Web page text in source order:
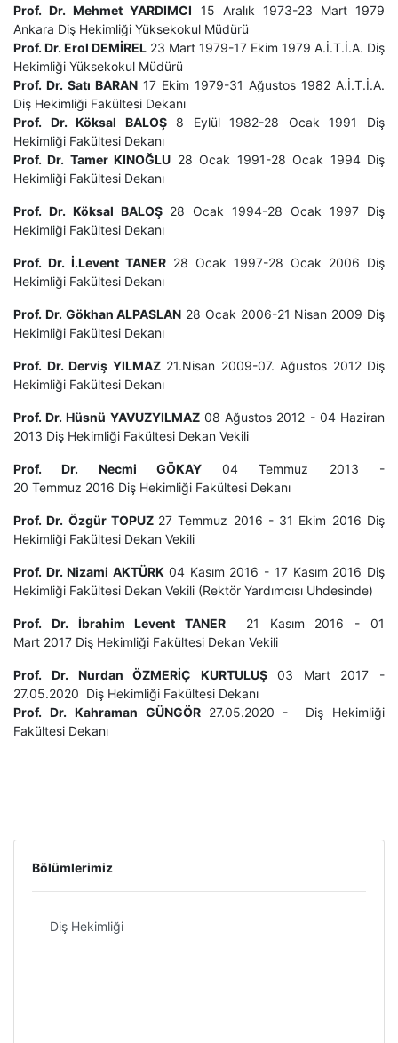
Prof. Dr. Mehmet YARDIMCI 15 Aralık 1973-23 Mart 1979
Ankara Diş Hekimliği Yüksekokul Müdürü
Prof. Dr. Erol DEMİREL 23 Mart 1979-17 Ekim 1979 A.İ.T.İ.A. Diş
Hekimliği Yüksekokul Müdürü
Prof. Dr. Satı BARAN 17 Ekim 1979-31 Ağustos 1982 A.İ.T.İ.A.
Diş Hekimliği Fakültesi Dekanı
Prof. Dr. Köksal BALOŞ8 Eylül 1982-28 Ocak 1991 Diş
Hekimliği Fakültesi Dekanı
Prof. Dr. Tamer KINOĞLU 28 Ocak 1991-28 Ocak 1994 Diş
Hekimliği Fakültesi Dekanı
Prof. Dr. Köksal BALOŞ 28 Ocak 1994-28 Ocak 1997 Diş
Hekimliği Fakültesi Dekanı
Prof. Dr. İ.Levent TANER 28 Ocak 1997-28 Ocak 2006 Diş
Hekimliği Fakültesi Dekanı
Prof. Dr. Gökhan ALPASLAN 28 Ocak 2006-21 Nisan 2009 Diş
Hekimliği Fakültesi Dekanı
Prof. Dr. Derviş YILMAZ21.Nisan 2009-07. Ağustos 2012 Diş
Hekimliği Fakültesi Dekanı
Prof. Dr. Hüsnü YAVUZYILMAZ08 Ağustos 2012 - 04 Haziran
2013 Diş Hekimliği Fakültesi Dekan Vekili
Prof. Dr. Necmi GÖKAY 04 Temmuz 2013 -
20 Temmuz 2016 Diş Hekimliği Fakültesi Dekanı
Prof. Dr. Özgür TOPUZ 27 Temmuz 2016 - 31 Ekim 2016 Diş
Hekimliği Fakültesi Dekan Vekili
Prof. Dr. Nizami AKTÜRK 04 Kasım 2016 - 17 Kasım 2016 Diş
Hekimliği Fakültesi Dekan Vekili (Rektör Yardımcısı Uhdesinde)
Prof. Dr. İbrahim Levent TANER
21 Kasım 2016 - 01
Mart 2017 Diş Hekimliği Fakültesi Dekan Vekili
Prof. Dr. Nurdan ÖZMERİÇ KURTULUŞ 03 Mart 2017 -
27.05.2020 Diş Hekimliği Fakültesi Dekanı
Prof. Dr. Kahraman GÜNGÖR 27.05.2020 - Diş Hekimliği
Fakültesi Dekanı
Bölümlerimiz
Diş Hekimliği